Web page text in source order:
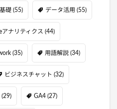
礎 (55) データ活用 (55)
アナリティクス (44)
(35) 用語解説 (34)
ビジネスチャット (32)
(29) GA4 (27)